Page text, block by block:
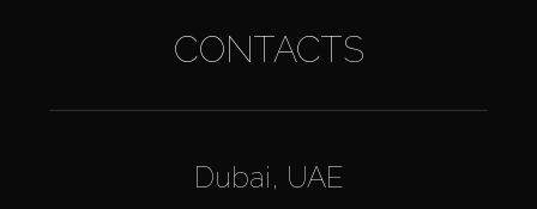
CONTACTS
Dubai, UAE